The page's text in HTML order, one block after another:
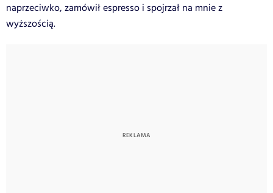
naprzeciwko, zamówił espresso i spojrzał na mnie z
wyższością.